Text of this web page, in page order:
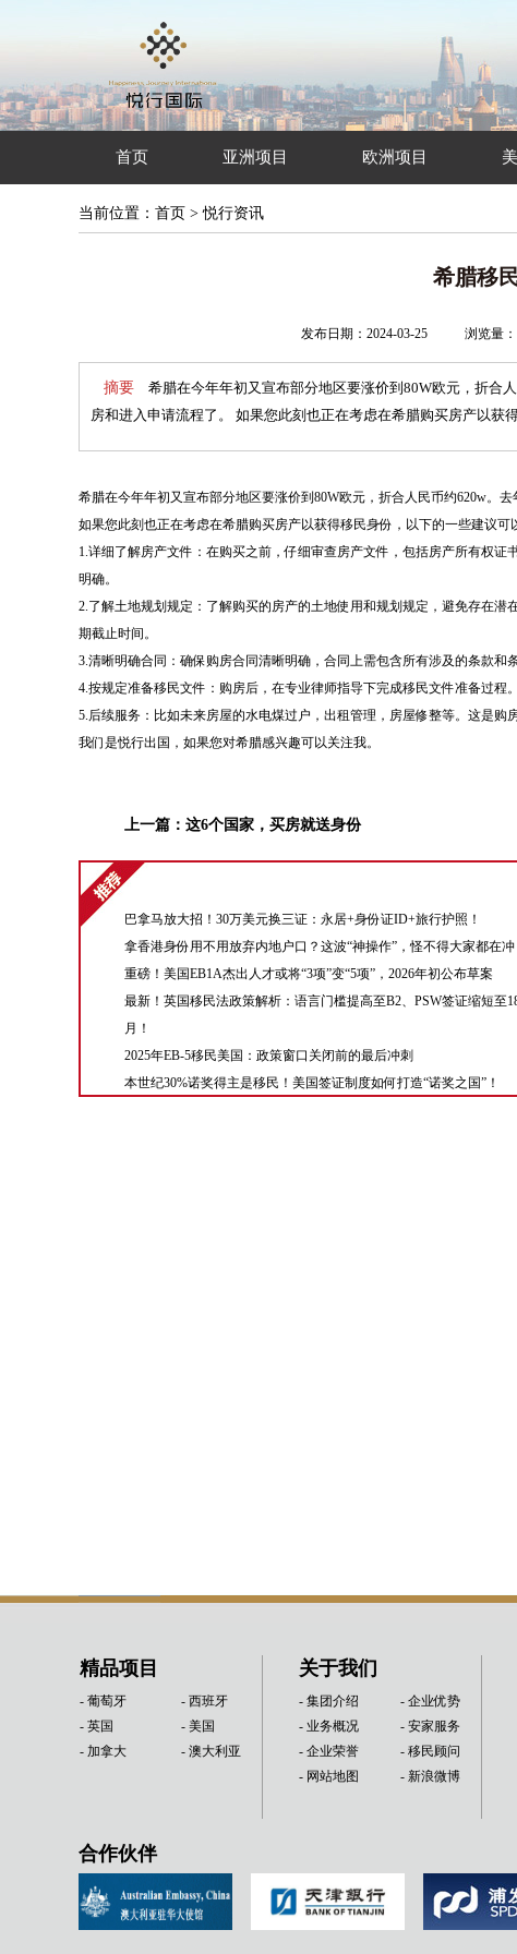
首页 亚洲项目 欧洲项目
当前位置： 首页 >悦行资讯
希腊移
发布日期：2024-03-25 浏览量：
摘要
希腊在今年年初又宣布部分地区要涨价到80W欧元，折合
房和进入申请流程了。 如果您此刻也正在考虑在希腊购买房产以获
希腊在今年年初又宣布部分地区要涨价到80W欧元，折合人民币约620w。
如果您此刻也正在考虑在希腊购买房产以获得移民身份，以下的一些建议可
1.详细了解房产文件：在购买之前，仔细审查房产文件，包括房产所有权
明确。
2.了解土地规划规定：了解购买的房产的土地使用和规划规定，避免存在
期截止时间。
3.清晰明确合同：确保购房合同清晰明确，合同上需包含所有涉及的条款和
4.按规定准备移民文件：购房后，在专业律师指导下完成移民文件准备过程
5.后续服务：比如未来房屋的水电煤过户，出租管理，房屋修整等。这是购
我们是悦行出国，如果您对希腊感兴趣可以关注我。
上一篇： 这6个国家，买房就送身份
巴拿马放大招！30万美元换三证：永居+身份证ID+旅行护照！
拿香港身份用不用放弃内地户口？这波“神操作”，怪不得大家都在冲
重磅！美国EB1A杰出人才或将“3项”变“5项”，2026年初公布草案
最新！英国移民法政策解析：语言门槛提高至B2、PSW签证缩短至
月！
2025年EB-5移民美国：政策窗口关闭前的最后冲刺
本世纪30%诺奖得主是移民！美国签证制度如何打造“诺奖之国”！
精品项目
- 葡萄牙
- 西班牙
- 英国
- 美国
- 加拿大
- 澳大利亚
关于我们
- 集团介绍
- 企业优势
- 业务概况
- 安家服务
- 企业荣誉
- 移民顾问
- 网站地图
- 新浪微博
合作伙伴